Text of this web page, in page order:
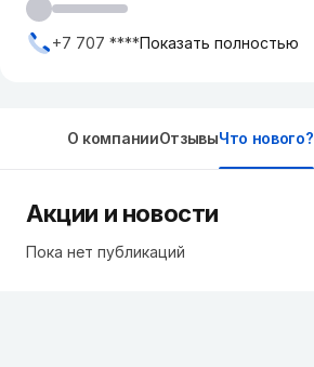
+7 707 ****Показать полностью
О компанииОтзывыЧто нового?
Акции и новости
Пока нет публикаций